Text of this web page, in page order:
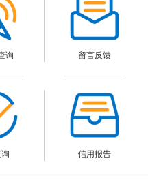
询 留言反馈
信用报告